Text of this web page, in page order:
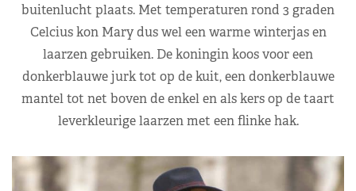
buitenlucht plaats. Met temperaturen rond 3 graden
Celcius kon Mary dus wel een warme winterjas en
laarzen gebruiken. De koningin koos voor een
donkerblauwe jurk tot op de kuit, een donkerblauwe
mantel tot net boven de enkel en als kers op de taart
leverkleurige laarzen met een flinke hak.